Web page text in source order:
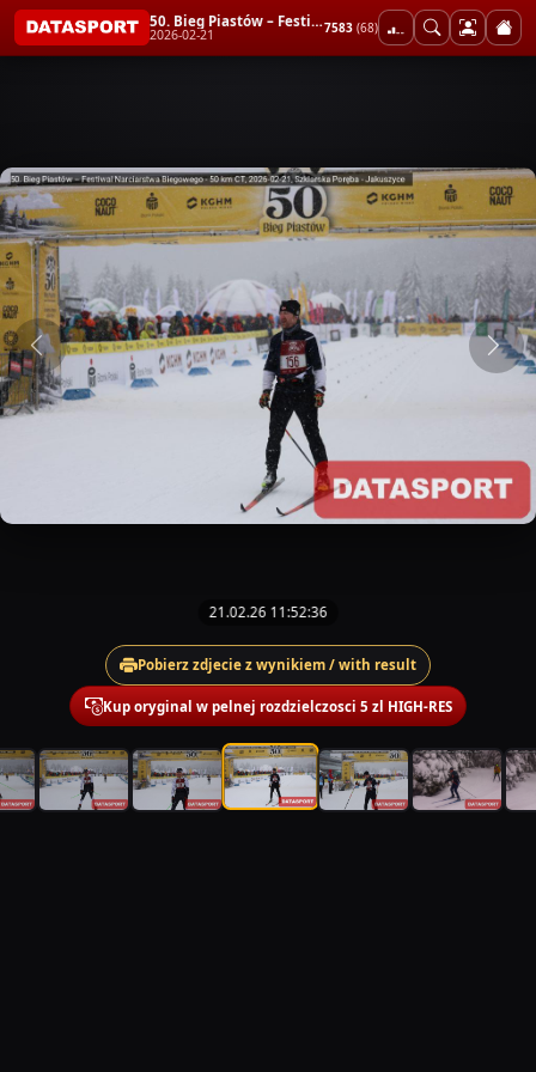
50. Bieg Piastów – Festiwal Narciarstwa Biegowego - 50 km CT
2026-02-21 7583 (68)
21.02.26 11:52:36
Pobierz zdjecie z wynikiem / with result
Kup oryginal w pelnej rozdzielczosci 5 zl HIGH-RES